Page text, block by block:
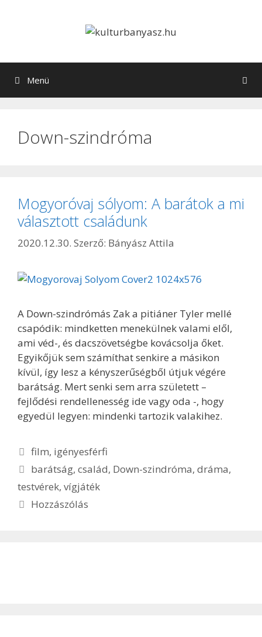
Menü
Down-szindróma
Mogyoróvaj sólyom: A barátok a mi
választott családunk
2020.12.30. Szerző: Bányász Attila
A Down-szindrómás Zak a pitiáner Tyler mellé
csapódik: mindketten menekülnek valami elől,
ami véd-, és dacszövetségbe kovácsolja őket.
Egyikőjük sem számíthat senkire a másikon
kívül, így lesz a kényszerűségből útjuk végére
barátság. Mert senki sem arra született –
fejlődési rendellenesség ide vagy oda -, hogy
egyedül legyen: mindenki tartozik valakihez.
Kategória
film, igényesférfi
Címkék
barátság,család, Down-szindróma,dráma,
testvérek, vígjáték
Hozzászólás